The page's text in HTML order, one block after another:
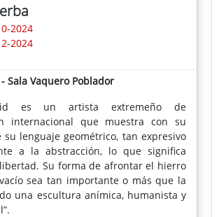
2024
2024
Sala Vaquero Poblador
es un artista extremeño de
internacional que muestra con su
su lenguaje geométrico, tan expresivo
a la abstracción, lo que significa
Su forma de afrontar el hierro
sea tan importante o más que la
una escultura anímica, humanista y